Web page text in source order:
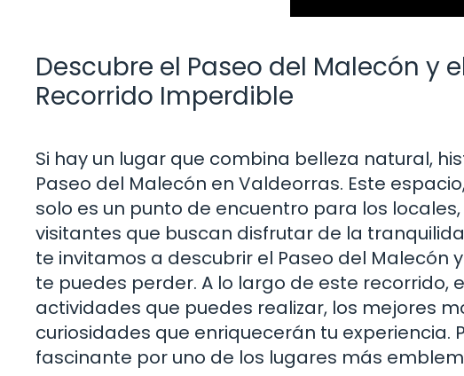
Descubre el Paseo del Malecón y
Recorrido Imperdible
Si hay un lugar que combina belleza natural,
Paseo del Malecón en Valdeorras. Este
solo es un punto de encuentro para los
visitantes que buscan disfrutar de la
te invitamos a descubrir el Paseo del Malecón
te puedes perder. A lo largo de este recorrido,
actividades que puedes realizar, los mejores
curiosidades que enriquecerán tu
fascinante por uno de los lugares más